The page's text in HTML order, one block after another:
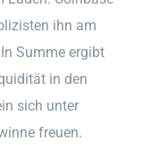
ihn am
Summe ergibt
in den
sich unter
freuen.